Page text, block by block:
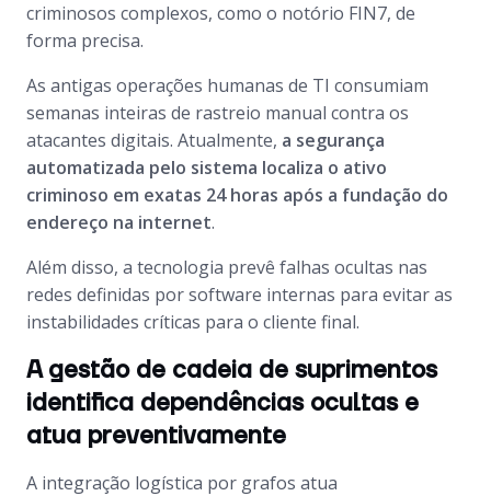
criminosos complexos, como o notório FIN7, de
forma precisa.
As antigas operações humanas de TI consumiam
semanas inteiras de rastreio manual contra os
atacantes digitais. Atualmente, a segurança
automatizada pelo sistema localiza o ativo
criminoso em exatas 24 horas após a fundação do
endereço na internet.
Além disso, a tecnologia prevê falhas ocultas nas
redes definidas por software internas para evitar as
instabilidades críticas para o cliente final.
A gestão de cadeia de suprimentos
identifica dependências ocultas e
atua preventivamente
A integração logística por grafos atua